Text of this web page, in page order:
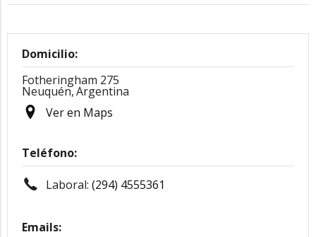
Domicilio:
Fotheringham 275
Neuquén,Argentina
Ver en Maps
Teléfono:
Laboral: (294) 4555361
Emails: